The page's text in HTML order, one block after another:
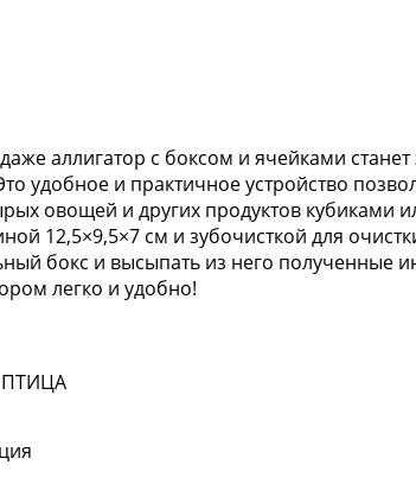
аллигатор с боксом и ячейками
удобное и практичное устройство
овощей и других продуктов
12,5×9,5×7 см и зубочисткой для
бокс и высыпать из него полученные
легко и удобно!